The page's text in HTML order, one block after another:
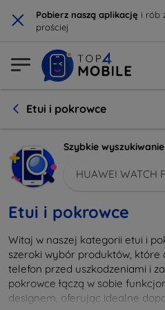
× Pobierz naszą aplikację i rób
prościej
Etui i pokrowce
Szybkie wyszukiwanie
HUAWEI WATCH
Etui i pokrowce
Witaj w naszej kategorii etui i
szeroki wybór produktów, które
telefon przed uszkodzeniami i
pokrowce łączą w sobie
designem, oferując idealne